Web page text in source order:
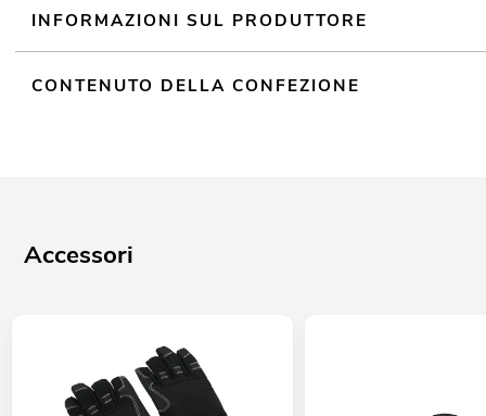
INFORMAZIONI SUL PRODUTTORE
CONTENUTO DELLA CONFEZIONE
Accessori